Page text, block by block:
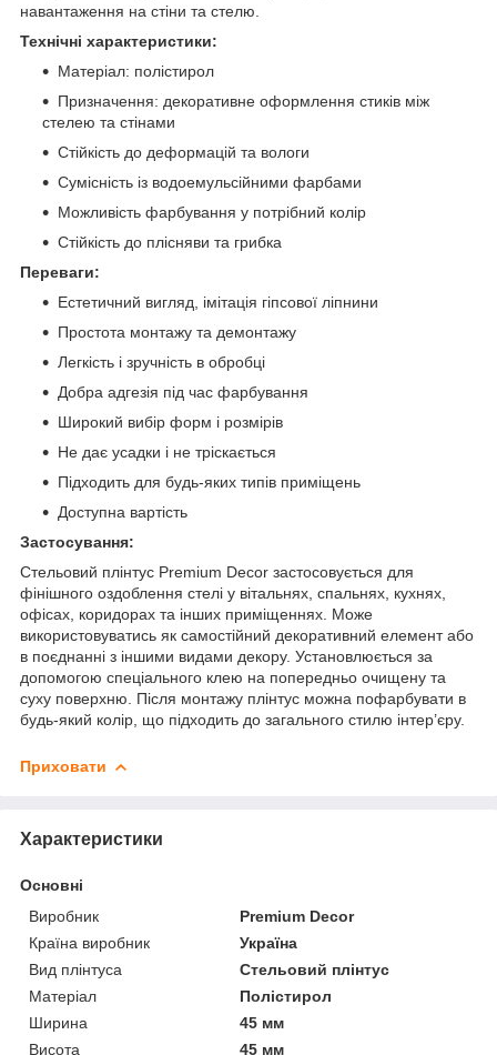
навантаження на стіни та стелю.
Технічні характеристики:
Матеріал: полістирол
Призначення: декоративне оформлення стиків між
стелею та стінами
Стійкість до деформацій та вологи
Сумісність із водоемульсійними фарбами
Можливість фарбування у потрібний колір
Стійкість до плісняви та грибка
Переваги:
Естетичний вигляд, імітація гіпсової ліпнини
Простота монтажу та демонтажу
Легкість і зручність в обробці
Добра адгезія під час фарбування
Широкий вибір форм і розмірів
Не дає усадки і не тріскається
Підходить для будь-яких типів приміщень
Доступна вартість
Застосування:
Стельовий плінтус Premium Decor застосовується для
фінішного оздоблення стелі у вітальнях, спальнях, кухнях,
офісах, коридорах та інших приміщеннях. Може
використовуватись як самостійний декоративний елемент або
в поєднанні з іншими видами декору. Установлюється за
допомогою спеціального клею на попередньо очищену та
суху поверхню. Після монтажу плінтус можна пофарбувати в
будь-який колір, що підходить до загального стилю інтер’єру.
Приховати
Характеристики
Основні
Виробник
Premium Decor
Країна виробник
Україна
Вид плінтуса
Стельовий плінтус
Матеріал
Полістирол
Ширина
45 мм
Висота
45 мм